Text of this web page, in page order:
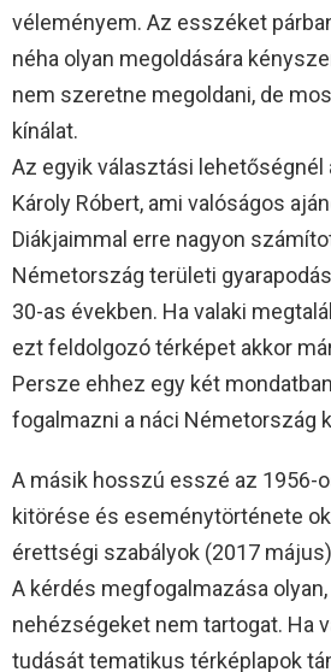
véleményem. Az esszéket
néha olyan megoldására
nem szeretne megoldani, de
kínálat.
Az egyik választási
Károly Róbert, ami valóságos
Diákjaimmal erre nagyon
Németország területi
30-as években. Ha valaki
ezt feldolgozó térképet akkor
Persze ehhez egy két
fogalmazni a náci Németország
A másik hosszú esszé az 1956-
kitörése és eseménytörténete
érettségi szabályok (2017
A kérdés megfogalmazása
nehézségeket nem tartogat. Ha
tudását tematikus térképlapok